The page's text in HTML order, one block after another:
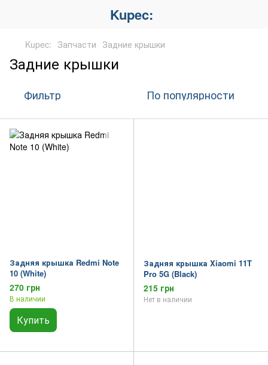
Kupec:
Kupec: Запчасти Задние крышки
Задние крышки
Фильтр По популярности
Задняя крышка Redmi Note
10 (White)
270 грн
В наличии
Купить
Задняя крышка Xiaomi 11T
Pro 5G (Black)
215 грн
Нет в наличии